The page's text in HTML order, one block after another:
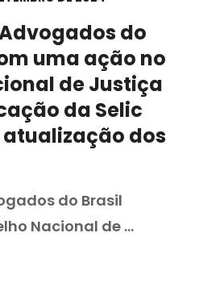
do
uma ação no
de Justiça
da Selic
dos
do Brasil
Nacional de ...